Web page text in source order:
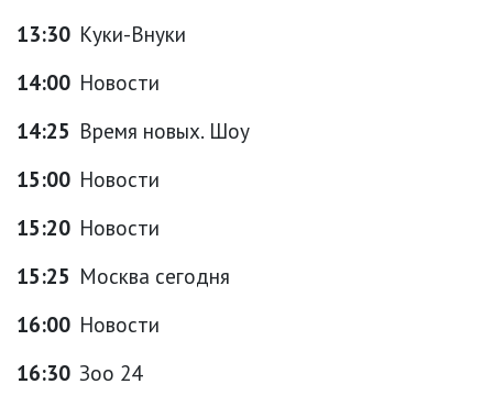
13:30 Куки-Внуки
14:00 Новости
14:25 Время новых. Шоу
15:00 Новости
15:20 Новости
15:25 Москва сегодня
16:00 Новости
16:30 Зоо 24